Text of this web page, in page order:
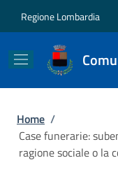
Regione Lombardia
Briciole di
Home /
Case funerarie:
ragione sociale o la